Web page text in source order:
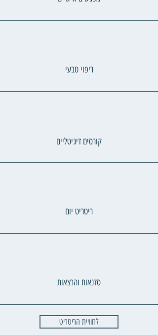
ריפוי טבעי
קורסים דיגיטליים
ריטריט יום
סדנאות והרצאות
לחוויית הריטריט